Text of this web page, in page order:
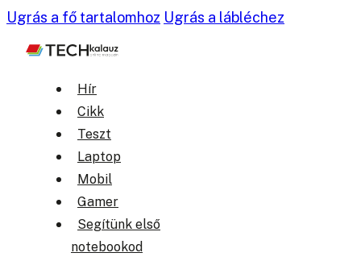
Ugrás a fő tartalomhoz Ugrás a lábléchez
Hír
Cikk
Teszt
Laptop
Mobil
Gamer
Segítünk első
notebookod